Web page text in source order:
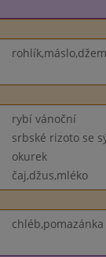
rybí vánoční
srbské rizoto se
okurek
čaj,džus,mléko